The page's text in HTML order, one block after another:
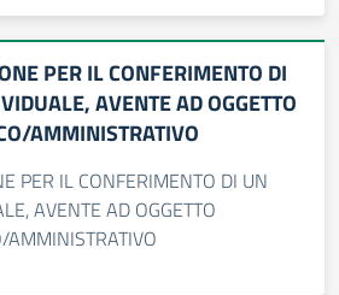
PER IL CONFERIMENTO DI
AVENTE AD OGGETTO
AMMINISTRATIVO
PER IL CONFERIMENTO DI UN
AVENTE AD OGGETTO
AMMINISTRATIVO